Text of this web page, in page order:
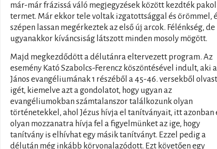
már-már frázissá váló megjegyzések között kezdték
termet. Már ekkor tele voltak izgatottsággal és örömmel,
szépen lassan megérkeztek az első új arcok. Félénkség, de
ugyanakkor kíváncsiság látszott minden mosoly mögött.
Majd megkezdődött a délutánra eltervezett program. Az
esemény Kató Szabolcs-Ferencz köszöntésével indult, aki a
János evangéliumának 1 részéből a 45-46. versekből
igét, kiemelve azt a gondolatot, hogy ugyan az
evangéliumokban számtalanszor találkozunk olyan
történetekkel, ahol Jézus hívja el tanítványait, itt azonban
olyan mozzanatra hívja fel a figyelmünket az ige, hogy
tanítvány is elhívhat egy másik tanítványt. Ezzel pedig a
délután még inkább körvonalazódott. Ezt követően egy